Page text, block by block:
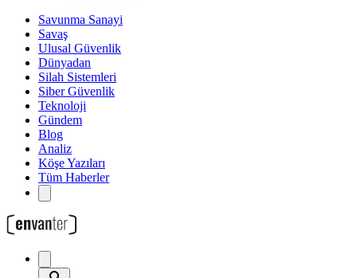
Savunma Sanayi
Savaş
Ulusal Güvenlik
Dünyadan
Silah Sistemleri
Siber Güvenlik
Teknoloji
Gündem
Blog
Analiz
Köşe Yazıları
Tüm Haberler